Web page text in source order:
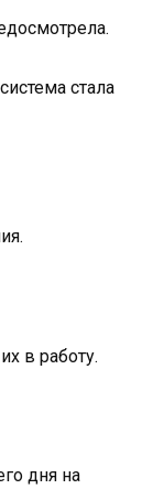
стала
в работу.
дня на